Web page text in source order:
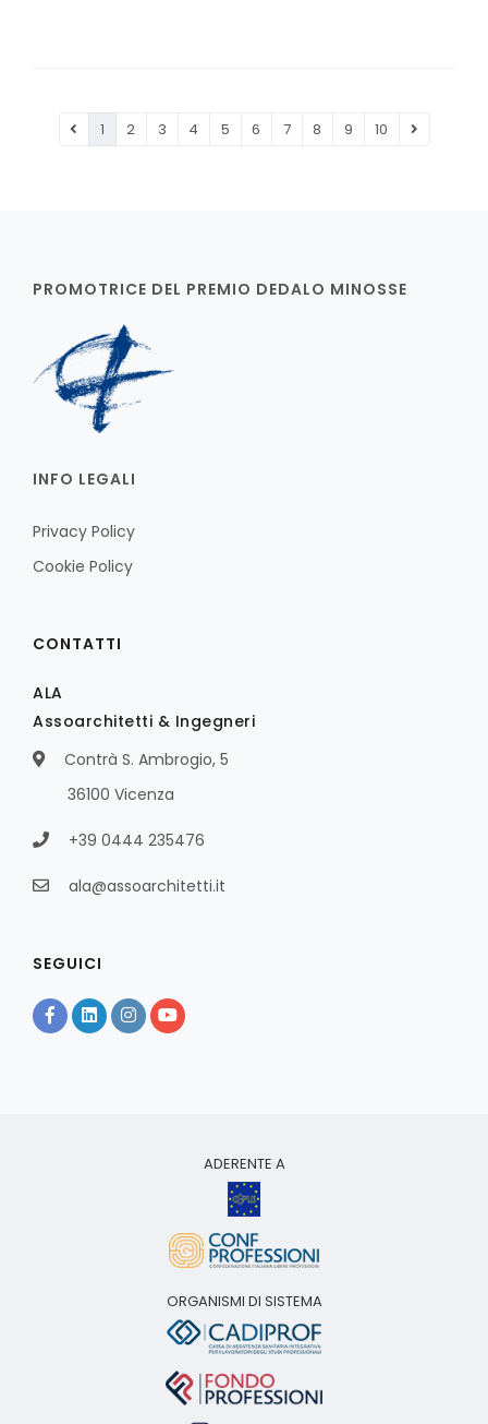
1 2 3 4 5 6 7 8 9 10
PROMOTRICE DEL PREMIO DEDALO MINOSSE
INFO LEGALI
Privacy Policy
Cookie Policy
CONTATTI
ALA
Assoarchitetti & Ingegneri
Contrà S. Ambrogio, 5
36100 Vicenza
+39 0444 235476
ala@assoarchitetti.it
SEGUICI
ADERENTE A
ORGANISMI DI SISTEMA